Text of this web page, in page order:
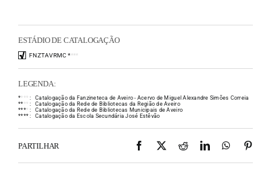
ESTÁDIO DE CATALOGAÇÃO
FNZTAVRMC ****
LEGENDA:
** * * :
Catalogação da Fanzineteca de Aveiro - Acervo de Miguel Alexandre Simões Correia
** * * :
Catalogação da Rede de Bibliotecas da Região de Aveiro
**** :
Catalogação da Rede de Bibliotecas Municipais de Aveiro
**** : Catalogação da Escola Secundária José Estêvão
PARTILHAR Facebook
X RedditLinkedIn